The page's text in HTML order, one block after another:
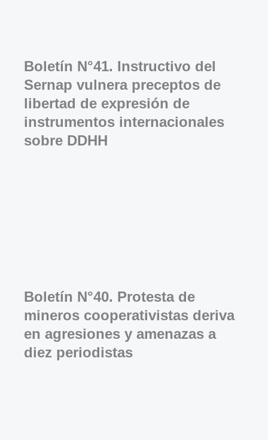
Boletín N°41. Instructivo del
Sernap vulnera preceptos de
libertad de expresión de
instrumentos internacionales
sobre DDHH
Boletín N°40. Protesta de
mineros cooperativistas deriva
en agresiones y amenazas a
diez periodistas